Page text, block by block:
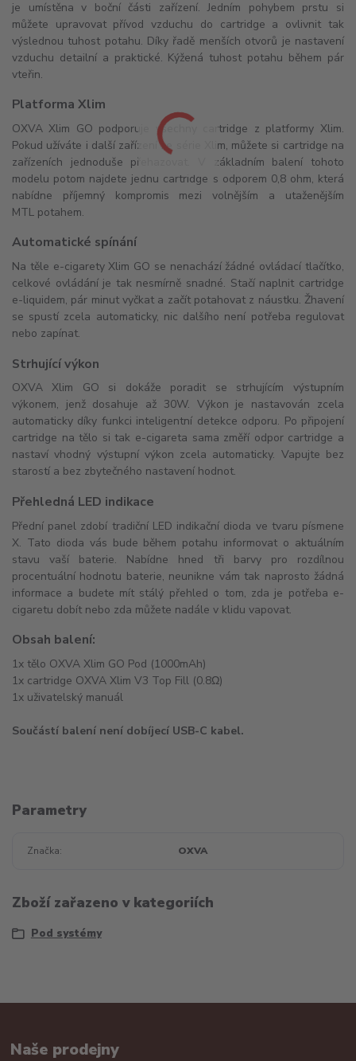
je umístěna v boční části zařízení. Jedním pohybem prstu si
můžete upravovat přívod vzduchu do cartridge a ovlivnit tak
výslednou tuhost potahu. Díky řadě menších otvorů je nastavení
vzduchu detailní a praktické. Kýžená tuhost potahu během pár
vteřin.
Platforma Xlim
OXVA Xlim GO podporuje všechny cartridge z platformy Xlim.
Pokud užíváte i další zařízení ze série Xlim, můžete si cartridge na
zařízeních jednoduše přehazovat. V základním balení tohoto
modelu potom najdete jednu cartridge s odporem 0,8 ohm, která
nabídne příjemný kompromis mezi volnějším a utaženějším
MTL potahem.
Automatické spínání
Na těle e-cigarety Xlim GO se nenachází žádné ovládací tlačítko,
celkové ovládání je tak nesmírně snadné. Stačí naplnit cartridge
e-liquidem, pár minut vyčkat a začít potahovat z náustku. Žhavení
se spustí zcela automaticky, nic dalšího není potřeba regulovat
nebo zapínat.
Strhující výkon
OXVA Xlim GO si dokáže poradit se strhujícím výstupním
výkonem, jenž dosahuje až 30W. Výkon je nastavován zcela
automaticky díky funkci inteligentní detekce odporu. Po připojení
cartridge na tělo si tak e-cigareta sama změří odpor cartridge a
nastaví vhodný výstupní výkon zcela automaticky. Vapujte bez
starostí a bez zbytečného nastavení hodnot.
Přehledná LED indikace
Přední panel zdobí tradiční LED indikační dioda ve tvaru písmene
X. Tato dioda vás bude během potahu informovat o aktuálním
stavu vaší baterie. Nabídne hned tři barvy pro rozdílnou
procentuální hodnotu baterie, neunikne vám tak naprosto žádná
informace a budete mít stálý přehled o tom, zda je potřeba e-
cigaretu dobít nebo zda můžete nadále v klidu vapovat.
Obsah balení:
1x tělo OXVA Xlim GO Pod (1000mAh)
1x cartridge OXVA Xlim V3 Top Fill (0.8Ω)
1x uživatelský manuál
Součástí balení není dobíjecí USB-C kabel.
Parametry
Značka OXVA
Zboží zařazeno v kategoriích
Pod systémy
Naše prodejny